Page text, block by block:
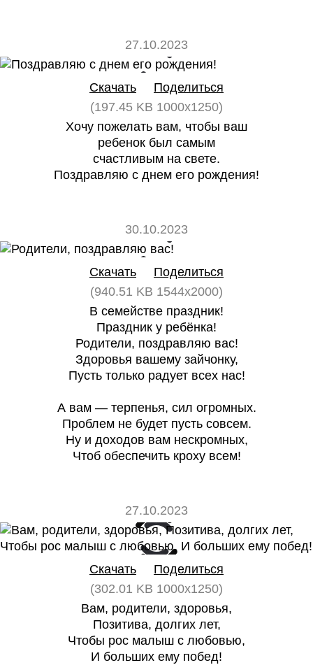
27.10.2023
0 0
Скачать
Поделиться
(197.45 KB 1000x1250)
Хочу пожелать вам, чтобы ваш
ребенок был самым
счастливым на свете.
Поздравляю с днем его рождения!
30.10.2023
0
Скачать
Поделиться
(940.51 KB 1544x2000)
В семействе праздник!
Праздник у ребёнка!
Родители, поздравляю вас!
Здоровья вашему зайчонку,
Пусть только радует всех нас!
А вам — терпенья, сил огромных.
Проблем не будет пусть совсем.
Ну и доходов вам нескромных,
Чтоб обеспечить кроху всем!
27.10.2023
0 0
Скачать
Поделиться
(302.01 KB 1000x1250)
Вам, родители, здоровья,
Позитива, долгих лет,
Чтобы рос малыш с любовью,
И больших ему побед!